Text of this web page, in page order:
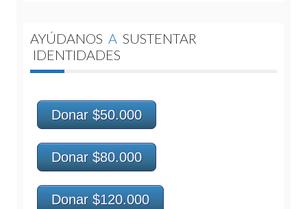
AYÚDANOS A SUSTENTAR
IDENTIDADES
Donar $50.000
Donar $80.000
Donar $120.000